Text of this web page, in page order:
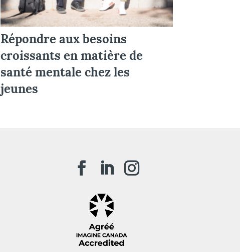
Répondre aux besoins
croissants en matière de
santé mentale chez les
jeunes